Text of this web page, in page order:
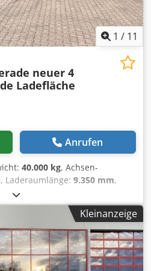
1 / 11
neuer 4
Ladefläche
Anrufen
40.000 kg, Achsen-
, Laderaumlänge: 9.350 mm,
235/75 R 17,5
, Vorderreifengröße:
235/75 R 17,5,
keine, Kraftstoff:
Druckluftbremse, Gerade
mit heben und senken,
Kleinanzeige